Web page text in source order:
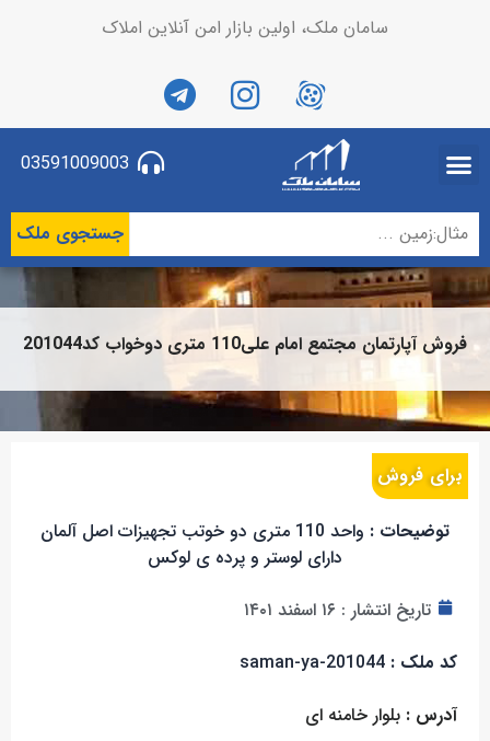
سامان ملک، اولین بازار امن آنلاین املاک
03591009003
جستجوی ملک
فروش آپارتمان مجتمع امام علی110 متری دوخواب کد201044
برای فروش
توضیحات :
واحد 110 متری دو خوتب تجهیزات اصل آلمان
دارای لوستر و پرده ی لوکس
تاریخ انتشار : ۱۶ اسفند ۱۴۰۱
کد ملک : saman-ya-201044
آدرس : بلوار خامنه ای